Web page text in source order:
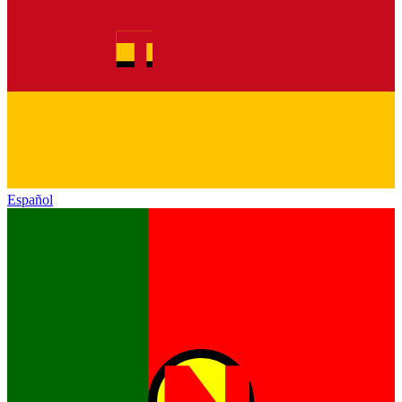
Español